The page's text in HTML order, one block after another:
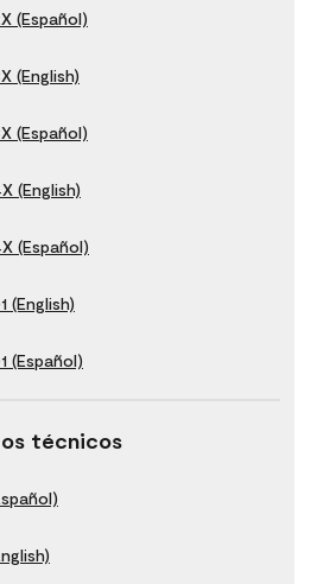
(Español)
(English)
(Español)
(English)
(Español)
(English)
(Español)
técnicos